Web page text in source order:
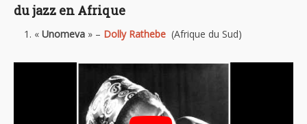
du jazz en Afrique
« Unomeva » – Dolly Rathebe (Afrique du Sud)